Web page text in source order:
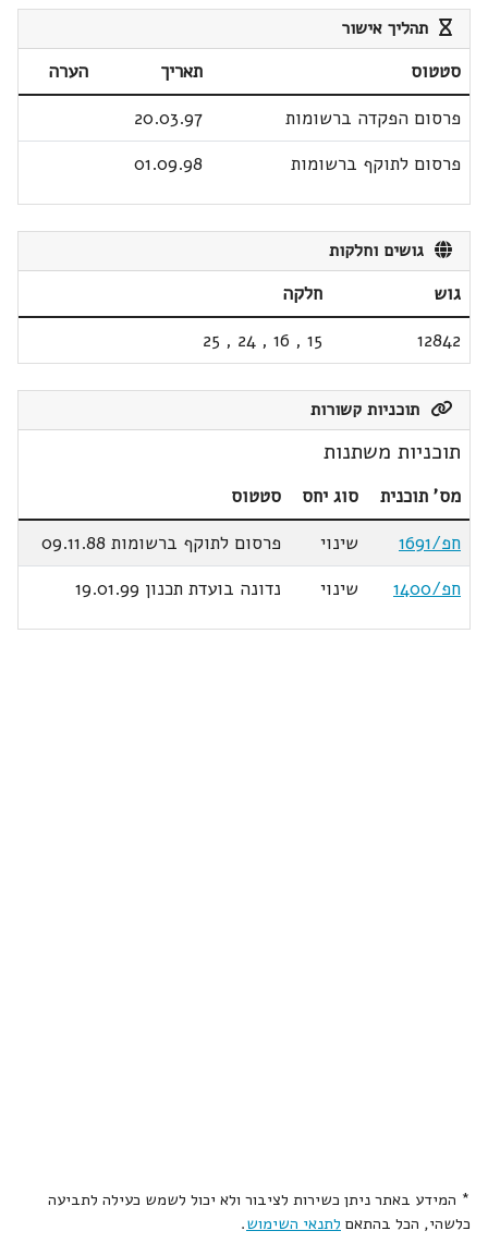
תהליך אישור
סטטוס תאריך
הערה
פרסום הפקדה ברשומות
20.03.97
פרסום לתוקף ברשומות
01.09.98
גושים וחלקות
גוש
חלקה
12842
15
,
16
,
24
,
25
תוכניות קשורות
תוכניות משתנות
מס' תוכנית סוג יחס
סטטוס
חפ/1691
שינוי
פרסום לתוקף ברשומות 09.11.88
חפ/1400
שינוי נדונה בועדת תכנון 19.01.99
* המידע באתר ניתן כשירות לציבור ולא יכול לשמש כעילה לתביעה
כלשהי, הכל בהתאם לתנאי השימוש.